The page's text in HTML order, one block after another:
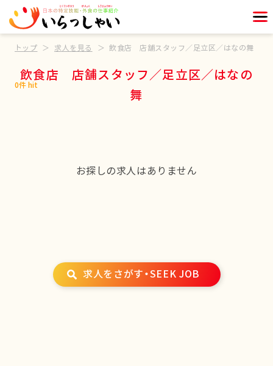
トップ 求人を見る 飲食店 店舗スタッフ／足立区／はなの舞
飲食店 店舗スタッフ／足立区／はなの
舞
0件 hit
お探しの求人はありません
求人をさがす・SEEK JOB